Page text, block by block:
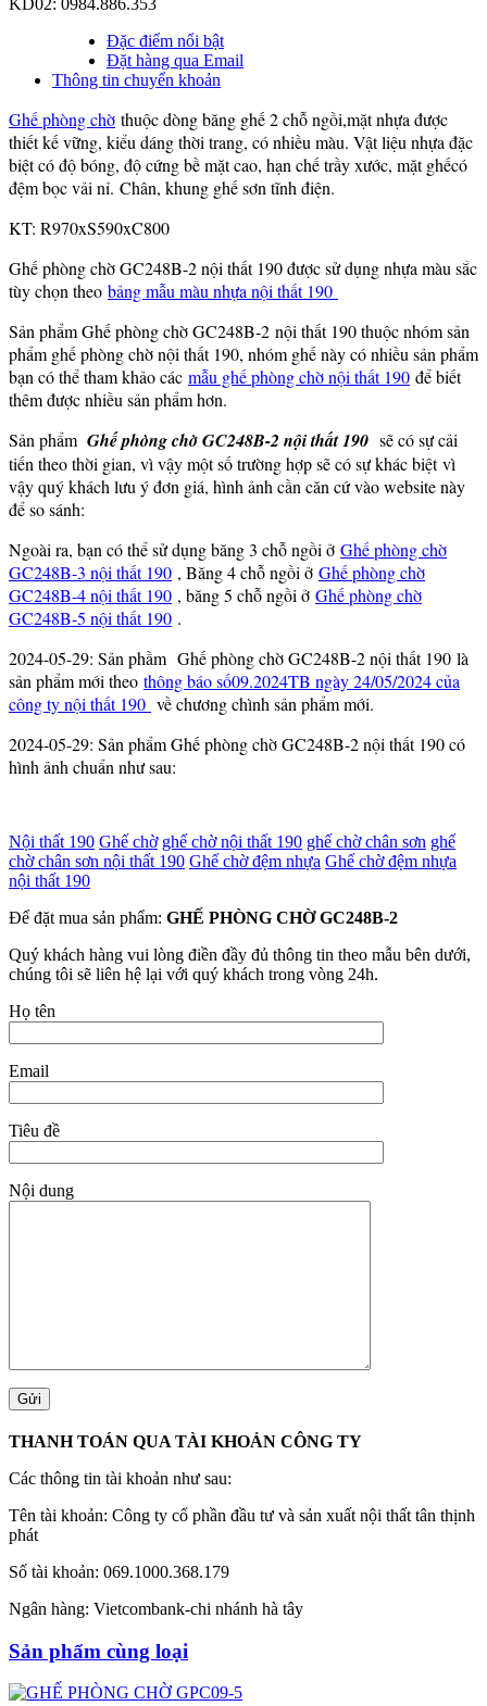
Đặc điểm nổi bật
Đặt hàng qua Email
Thông tin chuyển khoản
Ghế phòng chờ thuộc dòng băng ghế 2 chỗ ngồi,mặt nhựa được
thiết kế vững, kiểu dáng thời trang, có nhiều màu. Vật liệu nhựa đặc
biệt có độ bóng, độ cứng bề mặt cao, hạn chế trầy xước, mặt ghếcó
đệm bọc vải nỉ. Chân, khung ghế sơn tĩnh điện.
KT: R970xS590xC800
Ghế phòng chờ GC248B-2 nội thất 190 được sử dụng nhựa màu sắc
tùy chọn theo bảng mẫu màu nhựa nội thất 190
Sản phẩm Ghế phòng chờ GC248B-2 nội thất 190 thuộc nhóm sản
phẩm ghế phòng chờ nội thất 190, nhóm ghế này có nhiều sản phẩm
bạn có thể tham khảo các mẫu ghế phòng chờ nội thất 190 để biết
thêm được nhiều sản phẩm hơn.
Sản phẩmGhế phòng chờ GC248B-2 nội thất 190 sẽ có sự cải
tiến theo thời gian, vì vậy một số trường hợp sẽ có sự khác biệt vì
vậy quý khách lưu ý đơn giá, hình ảnh cần căn cứ vào website này
để so sánh:
Ngoài ra, bạn có thể sử dụng băng 3 chỗ ngồi ở Ghế phòng chờ
GC248B-3 nội thất 190 , Băng 4 chỗ ngồi ở Ghế phòng chờ
GC248B-4 nội thất 190 , băng 5 chỗ ngồi ở Ghế phòng chờ
GC248B-5 nội thất 190 .
2024-05-29: Sản phầm Ghế phòng chờ GC248B-2 nội thất 190 là
sản phẩm mới theo thông báo số09.2024TB ngày 24/05/2024 của
công ty nội thất 190 về chương chình sản phẩm mới.
2024-05-29: Sản phẩm Ghế phòng chờ GC248B-2 nội thất 190 có
hình ảnh chuẩn như sau:
Nội thất 190 Ghế chờ ghế chờ nội thất 190 ghế chờ chân sơn ghế
chờ chân sơn nội thất 190 Ghế chờ đệm nhựa Ghế chờ đệm nhựa
nội thất 190
Để đặt mua sản phẩm: GHẾ PHÒNG CHỜ GC248B-2
Quý khách hàng vui lòng điền đầy đủ thông tin theo mẫu bên dưới,
chúng tôi sẽ liên hệ lại với quý khách trong vòng 24h.
Họ tên
Email
Tiêu đề
Nội dung
THANH TOÁN QUA TÀI KHOẢN CÔNG TY
Các thông tin tài khoản như sau:
Tên tài khoản: Công ty cổ phần đầu tư và sản xuất nội thất tân thịnh
phát
Số tài khoản: 069.1000.368.179
Ngân hàng: Vietcombank-chi nhánh hà tây
Sản phẩm cùng loại